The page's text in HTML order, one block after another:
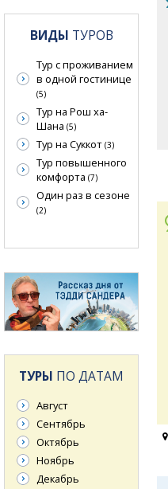
ВИДЫ ТУРОВ
Тур с проживанием
в одной гостинице
(5)
Тур на Рош ха-
Шана (5)
Тур на Суккот (3)
Тур повышенного
комфорта (7)
Один раз в сезоне
(2)
ТУРЫ ПО ДАТАМ
Август
Сентябрь
Октябрь
Ноябрь
Декабрь